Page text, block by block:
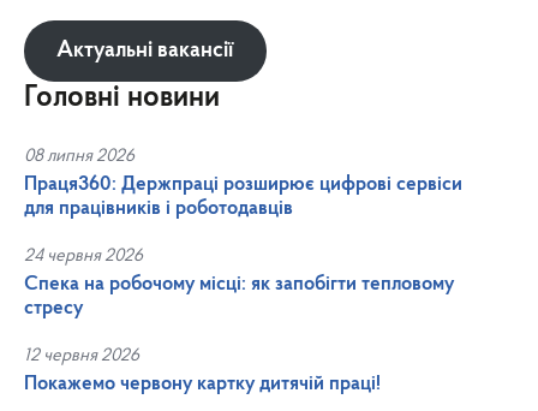
Актуальні вакансії
Головні новини
08 липня 2026
Праця360: Держпраці розширює цифрові сервіси
для працівників і роботодавців
24 червня 2026
Спека на робочому місці: як запобігти тепловому
стресу
12 червня 2026
Покажемо червону картку дитячій праці!